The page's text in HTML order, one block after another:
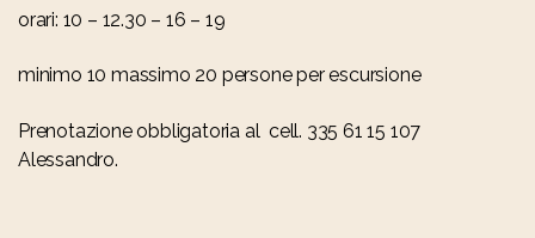
orari: 10 – 12.30 – 16 – 19
minimo 10 massimo 20 persone per escursione
Prenotazione obbligatoria al cell. 335 61 15 107
Alessandro.